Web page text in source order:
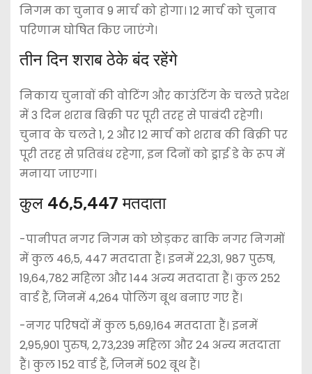
निगम का चुनाव 9 मार्च को होगा। 12 मार्च को चुनाव
परिणाम घोषित किए जाएंगे।
तीन दिन शराब ठेके बंद रहेंगे
निकाय चुनावों की वोटिंग और काउंटिंग के चलते प्रदेश
में 3 दिन शराब बिक्री पर पूरी तरह से पाबंदी रहेगी।
चुनाव के चलते 1, 2 और 12 मार्च को शराब की बिक्री पर
पूरी तरह से प्रतिबंध रहेगा, इन दिनों को ड्राई डे के रूप में
मनाया जाएगा।
कुल 46,5,447 मतदाता
-पानीपत नगर निगम को छोड़कर बाकि नगर निगमों
में कुल 46,5, 447 मतदाता हैं। इनमें 22,31, 987 पुरुष,
19,64,782 महिला और 144 अन्य मतदाता हैं। कुल 252
वार्ड हैं, जिनमें 4,264 पोलिंग बूथ बनाए गए हैं।
-नगर परिषदों में कुल 5,69,164 मतदाता हैं। इनमें
2,95,901 पुरुष, 2,73,239 महिला और 24 अन्य मतदाता
हैं। कुल 152 वार्ड हैं, जिनमें 502 बूथ हैं।